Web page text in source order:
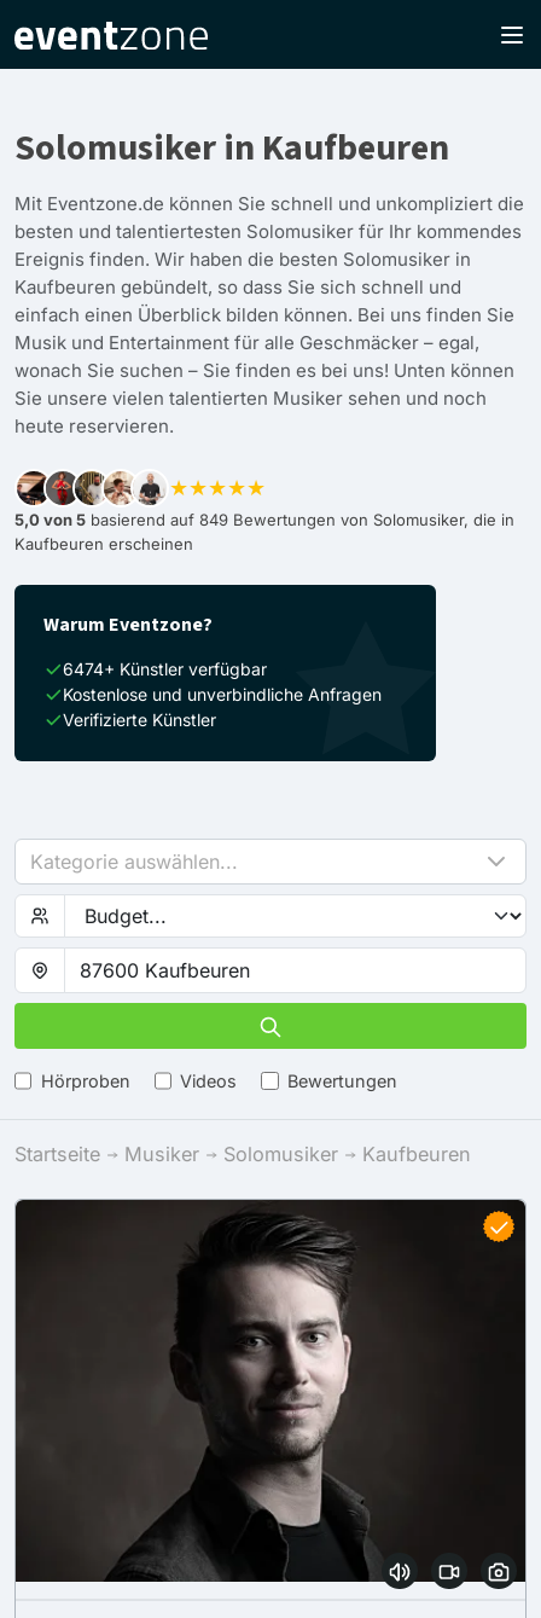
Solomusiker in Kaufbeuren
Mit Eventzone.de können Sie schnell und unkompliziert die
besten und talentiertesten Solomusiker für Ihr kommendes
Ereignis finden. Wir haben die besten Solomusiker in
Kaufbeuren gebündelt, so dass Sie sich schnell und
einfach einen Überblick bilden können. Bei uns finden Sie
Musik und Entertainment für alle Geschmäcker – egal,
wonach Sie suchen – Sie finden es bei uns! Unten können
Sie unsere vielen talentierten Musiker sehen und noch
heute reservieren.
★★★★★
5,0 von 5 basierend auf 849 Bewertungen von Solomusiker, die in
Kaufbeuren erscheinen
Warum Eventzone?
6474+ Künstler verfügbar
Kostenlose und unverbindliche Anfragen
Verifizierte Künstler
Kategorie auswählen...
Hörproben Videos Bewertungen
Startseite Musiker Solomusiker Kaufbeuren